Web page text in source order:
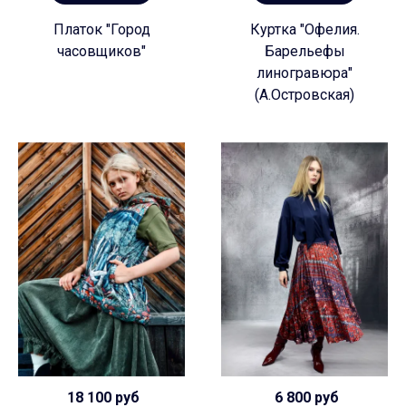
Платок "Город
часовщиков"
Куртка "Офелия.
Барельефы
линогравюра"
(А.Островская)
18 100 руб 6 800 руб